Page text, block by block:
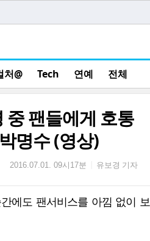
처@ Tech 연예 전체
팬들에게 호통
명수 (영상)
2016.07.01. 09시17분 유보경 기자
에도 팬서비스를 아낌 없이 보